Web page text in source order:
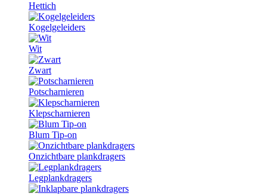
Hettich
Kogelgeleiders
Wit
Zwart
Potscharnieren
Klepscharnieren
Blum Tip-on
Onzichtbare plankdragers
Legplankdragers